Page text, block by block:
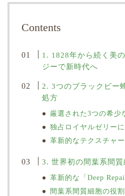
Contents
1. 1828年から続く美
ジーで新時代へ
2. 3つのブラックビー
処方
厳選された3つの希少
独占ロイヤルゼリー
革新的なテクスチャ
3. 世界初の間葉系間
革新的な「Deep
間葉系間質細胞の役